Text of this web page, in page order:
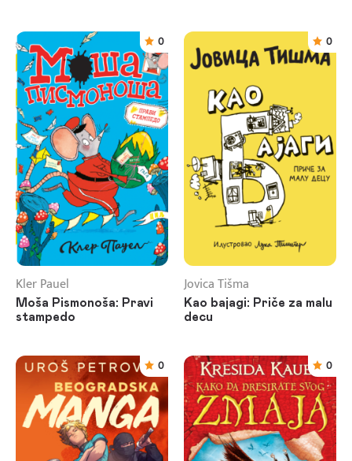
0
Kler Pauel
Moša Pismonoša: Pravi
stampedo
0
Jovica Tišma
Kao bajagi: Priče za malu
decu
0 0